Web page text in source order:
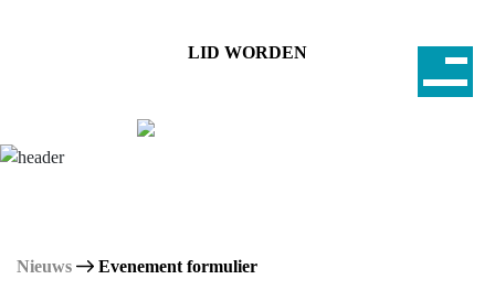
LID WORDEN
Nieuws Evenement formulier